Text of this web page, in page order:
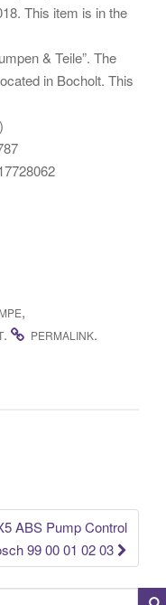
This item is in the
& Teile”. The
in Bocholt. This
,
. PERMALINK.
ABS Pump Control
99 00 01 02 03